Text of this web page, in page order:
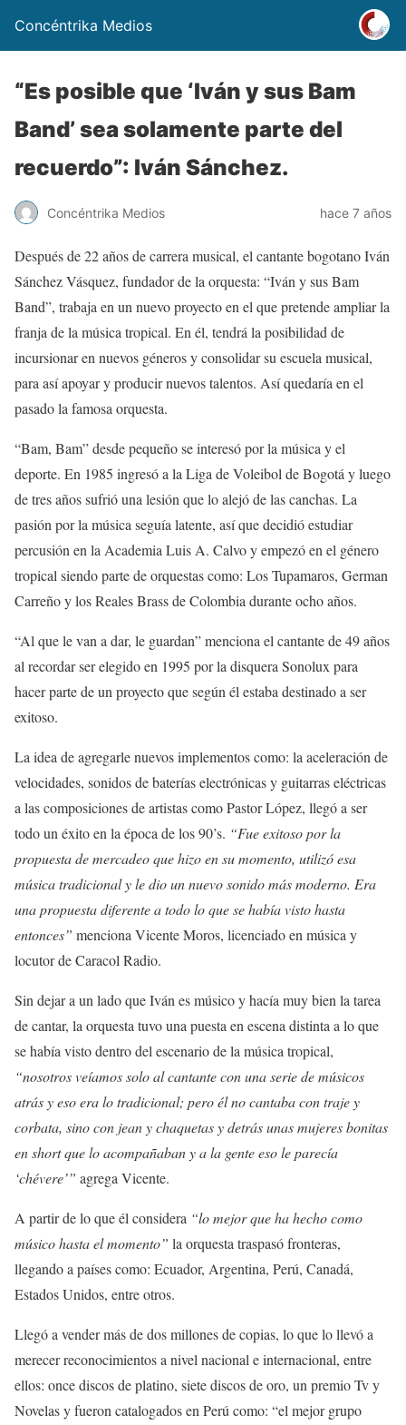
Concéntrika Medios
“Es posible que ‘Iván y sus Bam
Band’ sea solamente parte del
recuerdo”: Iván Sánchez.
Concéntrika Medios hace 7 años
Después de 22 años de carrera musical, el cantante bogotano Iván
Sánchez Vásquez, fundador de la orquesta: “Iván y sus Bam
Band”, trabaja en un nuevo proyecto en el que pretende ampliar la
franja de la música tropical. En él, tendrá la posibilidad de
incursionar en nuevos géneros y consolidar su escuela musical,
para así apoyar y producir nuevos talentos. Así quedaría en el
pasado la famosa orquesta.
“Bam, Bam” desde pequeño se interesó por la música y el
deporte. En 1985 ingresó a la Liga de Voleibol de Bogotá y luego
de tres años sufrió una lesión que lo alejó de las canchas. La
pasión por la música seguía latente, así que decidió estudiar
percusión en la Academia Luis A. Calvo y empezó en el género
tropical siendo parte de orquestas como: Los Tupamaros, German
Carreño y los Reales Brass de Colombia durante ocho años.
“Al que le van a dar, le guardan” menciona el cantante de 49 años
al recordar ser elegido en 1995 por la disquera Sonolux para
hacer parte de un proyecto que según él estaba destinado a ser
exitoso.
La idea de agregarle nuevos implementos como: la aceleración de
velocidades, sonidos de baterías electrónicas y guitarras eléctricas
a las composiciones de artistas como Pastor López, llegó a ser
todo un éxito en la época de los 90’s. “Fue exitoso por la
propuesta de mercadeo que hizo en su momento, utilizó esa
música tradicional y le dio un nuevo sonido más moderno. Era
una propuesta diferente a todo lo que se había visto hasta
entonces” menciona Vicente Moros, licenciado en música y
locutor de Caracol Radio.
Sin dejar a un lado que Iván es músico y hacía muy bien la tarea
de cantar, la orquesta tuvo una puesta en escena distinta a lo que
se había visto dentro del escenario de la música tropical,
“nosotros veíamos solo al cantante con una serie de músicos
atrás y eso era lo tradicional; pero él no cantaba con traje y
corbata, sino con jean y chaquetas y detrás unas mujeres bonitas
en short que lo acompañaban y a la gente eso le parecía
‘chévere’” agrega Vicente.
A partir de lo que él considera “lo mejor que ha hecho como
músico hasta el momento” la orquesta traspasó fronteras,
llegando a países como: Ecuador, Argentina, Perú, Canadá,
Estados Unidos, entre otros.
Llegó a vender más de dos millones de copias, lo que lo llevó a
merecer reconocimientos a nivel nacional e internacional, entre
ellos: once discos de platino, siete discos de oro, un premio Tv y
Novelas y fueron catalogados en Perú como: “el mejor grupo